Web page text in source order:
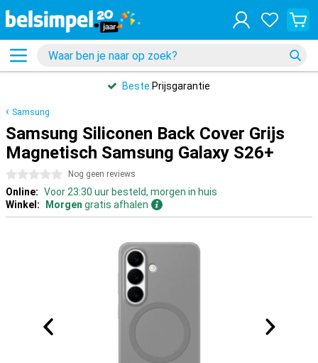
Beste Prijsgarantie
Samsung
Samsung Siliconen Back Cover Grijs
Magnetisch Samsung Galaxy S26+
0 sterren Nog geen reviews
Online: Voor 23:30 uur besteld, morgen in huis
Winkel:
Morgen gratis afhalen